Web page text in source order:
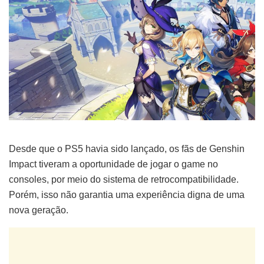
Desde que o PS5 havia sido lançado, os fãs de Genshin
Impact tiveram a oportunidade de jogar o game no
consoles, por meio do sistema de retrocompatibilidade.
Porém, isso não garantia uma experiência digna de uma
nova geração.